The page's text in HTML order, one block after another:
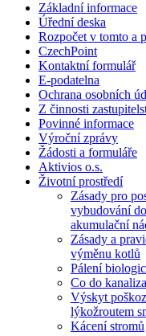
Základní informace
Úřední deska
Rozpočet v tomto a
CzechPoint
Kontaktní formulář
E-podatelna
Ochrana osobních
Z činnosti
Povinné informace
Výroční zprávy
Žádosti a formuláře
Aktivios o.s.
Životní prostředí
Zásady pro
vybudování
akumulační
Zásady a
výměnu kotlů
Pálení
Co do
Výskyt
lýkožroutem
Kácení stromů